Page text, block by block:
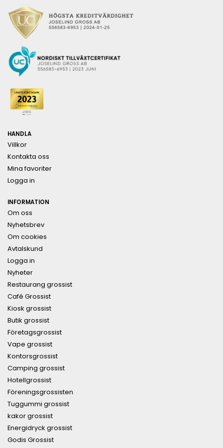
HANDLA
Villkor
Kontakta oss
Mina favoriter
Logga in
INFORMATION
Om oss
Nyhetsbrev
Om cookies
Avtalskund
Logga in
Nyheter
Restaurang grossist
Café Grossist
Kiosk grossist
Butik grossist
Företagsgrossist
Vape grossist
Kontorsgrossist
Camping grossist
Hotellgrossist
Föreningsgrossisten
Tuggummi grossist
kakor grossist
Energidryck grossist
Godis Grossist